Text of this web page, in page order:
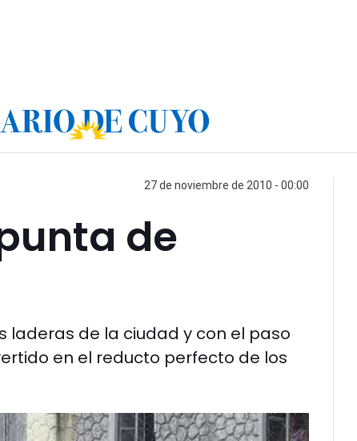
27 de noviembre de 2010 - 00:00
de
laderas de la ciudad y con el paso
en el reducto perfecto de los